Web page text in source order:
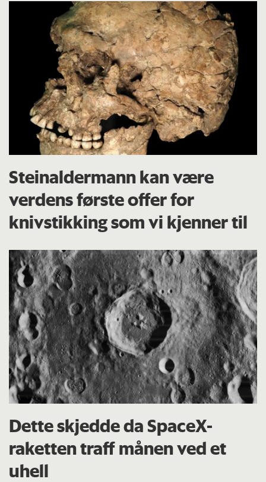
Steinaldermann kan være
verdens første offer for
knivstikking som vi kjenner til
Dette skjedde da SpaceX-
raketten traff månen ved et
uhell